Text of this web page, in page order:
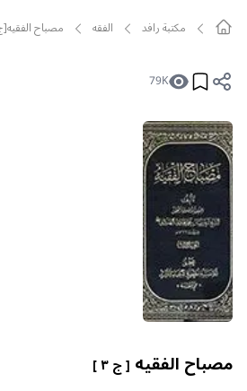
مکتبة رافد الفقه مصباح
79K
مصباح الفقيه [ ج ٣ ]